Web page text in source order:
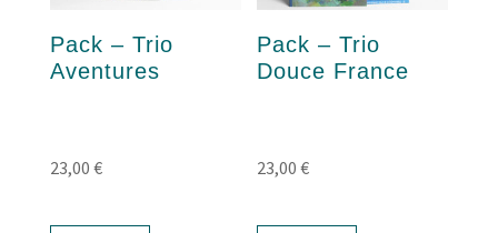
Pack – Trio
Aventures
23,00 €
Pack – Trio
Douce France
23,00€